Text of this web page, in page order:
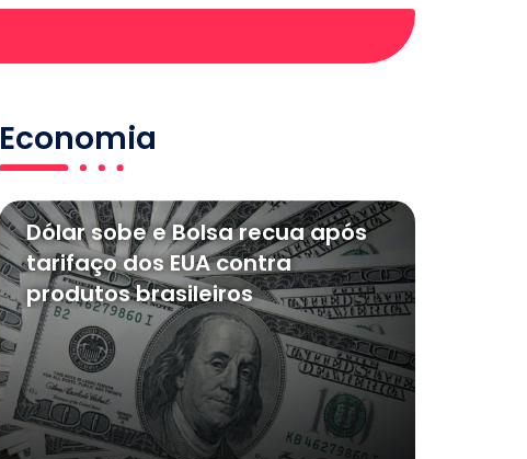
Economia
Dólar sobe e Bolsa recua após
tarifaço dos EUA contra
produtos brasileiros